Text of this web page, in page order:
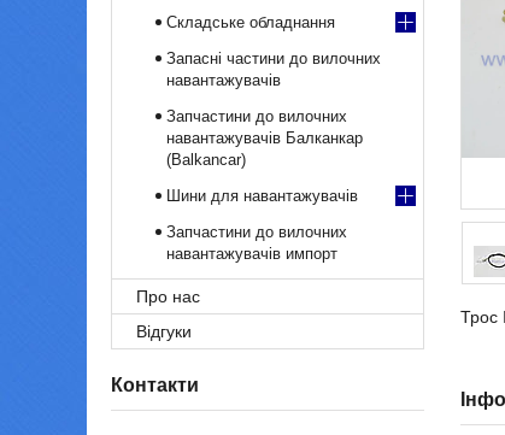
Трос
Складське обладнання
Запасні частини до вилочних
навантажувачів
Запчастини до вилочних
навантажувачів Балканкар
(Balkancar)
Шини для навантажувачів
Запчастини до вилочних
навантажувачів импорт
Про нас
Відгуки
Контакти